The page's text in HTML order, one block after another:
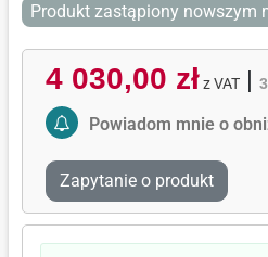
Produkt zastąpiony nowszym
4 030,00 zł z VAT|
Activate Price Alert
Powiadom mnie o
Zapytanie o produkt